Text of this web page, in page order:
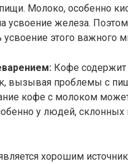
Молоко, особенно
усвоение железа.
этого важного
Кофе содержит
вызывая проблемы с
кофе с молоком
у людей, склонных
хорошим